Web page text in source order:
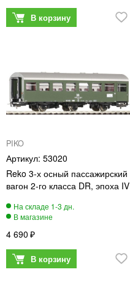
PIKO
53020
Reko 3-х осный пассажирский
вагон 2-го класса DR, эпоха IV
4 690